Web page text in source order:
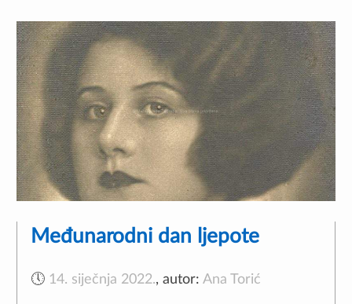
Međunarodni dan ljepote
🕔 14. siječnja 2022.,autor:Ana Torić